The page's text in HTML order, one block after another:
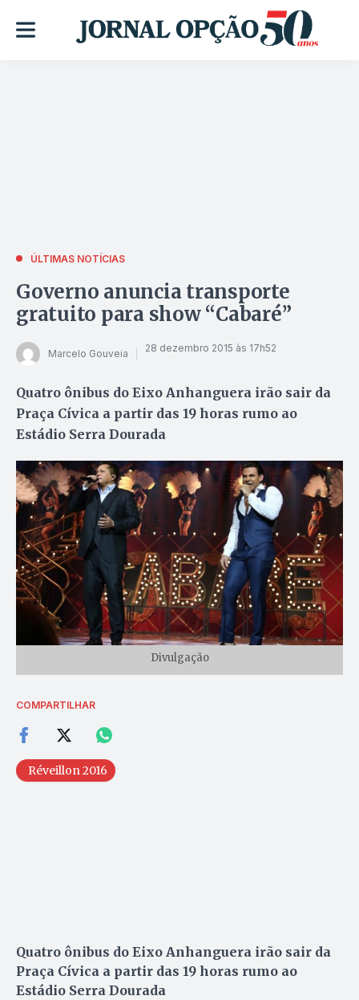
ÚLTIMAS NOTÍCIAS
Governo anuncia transporte
gratuito para show “Cabaré”
Marcelo Gouveia 28 dezembro 2015 às 17h52
Quatro ônibus do Eixo Anhanguera irão sair da
Praça Cívica a partir das 19 horas rumo ao
Estádio Serra Dourada
Divulgação
COMPARTILHAR
Réveillon 2016
Quatro ônibus do Eixo Anhanguera irão sair da
Praça Cívica a partir das 19 horas rumo ao
Estádio Serra Dourada